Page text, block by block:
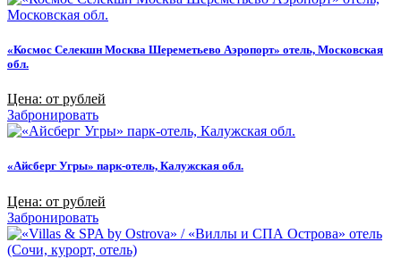
«Космос Селекшн Москва Шереметьево Аэропорт» отель, Московская
обл.
Цена: от рублей
Забронировать
«Айсберг Угры» парк-отель, Калужская обл.
Цена: от рублей
Забронировать